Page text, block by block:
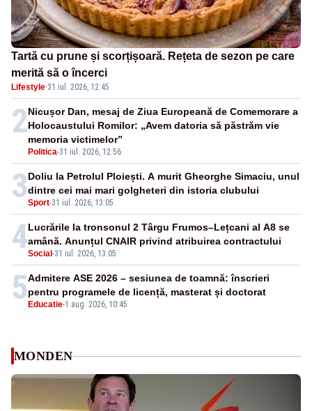
Tartă cu prune și scorțișoară. Rețeta de sezon pe care
merită să o încerci
Lifestyle·31 iul. 2026, 12:45
2
Politica-31 iul. 2026, 12:56
Nicușor Dan, mesaj de Ziua Europeană de Comemorare a
Holocaustului Romilor: „Avem datoria să păstrăm vie
memoria victimelor”
3Sport-31 iul. 2026, 13:05
Doliu la Petrolul Ploiești. A murit Gheorghe Simaciu, unul
dintre cei mai mari golgheteri din istoria clubului
4Social -31 iul. 2026, 13:05
Lucrările la tronsonul 2 Târgu Frumos–Lețcani al A8 se
amână. Anunțul CNAIR privind atribuirea contractului
5 Educatie-1 aug. 2026, 10:45
Admitere ASE 2026 – sesiunea de toamnă: înscrieri
pentru programele de licență, masterat și doctorat
MONDEN